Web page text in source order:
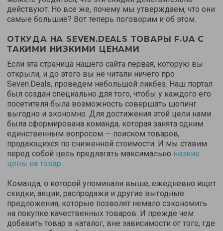
действуют. Но все же, почему мы утверждаем, что они
самые большие? Вот теперь поговорим и об этом.
ОТКУДА НА SEVEN.DEALS ТОВАРЫ F.UA С
ТАКИМИ НИЗКИМИ ЦЕНАМИ
Если эта страница нашего сайта первая, которую вы
открыли, и до этого вы не читали ничего про
Seven.Deals, проведем небольшой ликбез. Наш портал
был создан специально для того, чтобы у каждого его
посетителя была возможность совершать шопинг
выгодно и экономно. Для достижения этой цели нами
была сформирована команда, которая занята одним
единственным вопросом — поиском товаров,
продающихся по сниженной стоимости. И мы ставим
перед собой цель предлагать максимально низкие
цены на товар.
Команда, о которой упоминали выше, ежедневно ищет
скидки, акции, распродажи и другие выгодные
предложения, которые позволят немало сэкономить
на покупке качественных товаров. И прежде чем
добавить товар в каталог, вне зависимости от того, где